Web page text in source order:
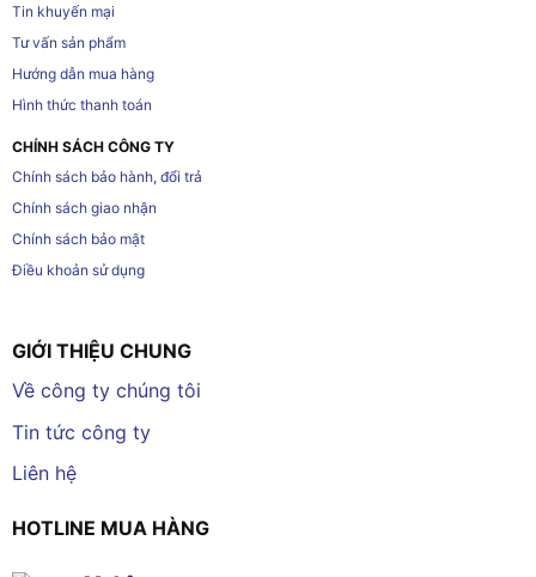
Tin khuyến mại
Tư vấn sản phẩm
Hướng dẫn mua hàng
Hình thức thanh toán
CHÍNH SÁCH CÔNG TY
Chính sách bảo hành, đổi trả
Chính sách giao nhận
Chính sách bảo mật
Điều khoản sử dụng
GIỚI THIỆU CHUNG
Về công ty chúng tôi
Tin tức công ty
Liên hệ
HOTLINE MUA HÀNG